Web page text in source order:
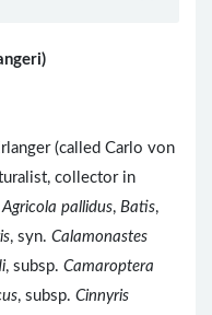
(called Carlo von
collector in
Agricola pallidus, Batis,
, syn. Calamonastes
, subsp. Camaroptera
, subsp. Cinnyris